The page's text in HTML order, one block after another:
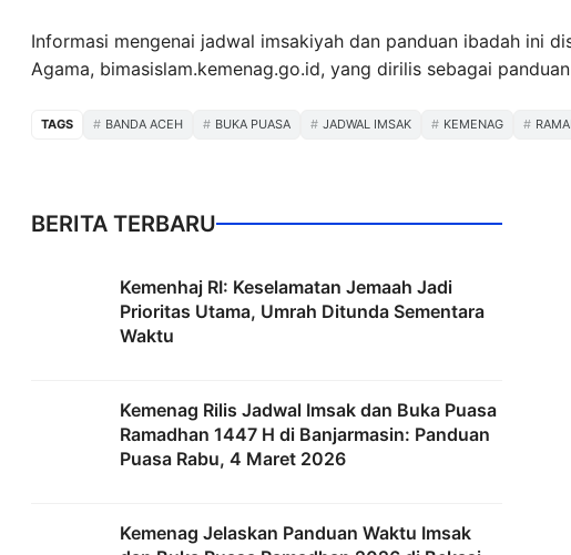
Informasi mengenai jadwal imsakiyah dan panduan ibadah ini
Agama, bimasislam.kemenag.go.id, yang dirilis sebagai
TAGS BANDA ACEH BUKA PUASA JADWAL IMSAK KEMENAG
BERITA TERBARU
Kemenhaj RI: Keselamatan Jemaah Jadi
Prioritas Utama, Umrah Ditunda Sementara
Waktu
Kemenag Rilis Jadwal Imsak dan Buka Puasa
Ramadhan 1447 H di Banjarmasin: Panduan
Puasa Rabu, 4 Maret 2026
Kemenag Jelaskan Panduan Waktu Imsak